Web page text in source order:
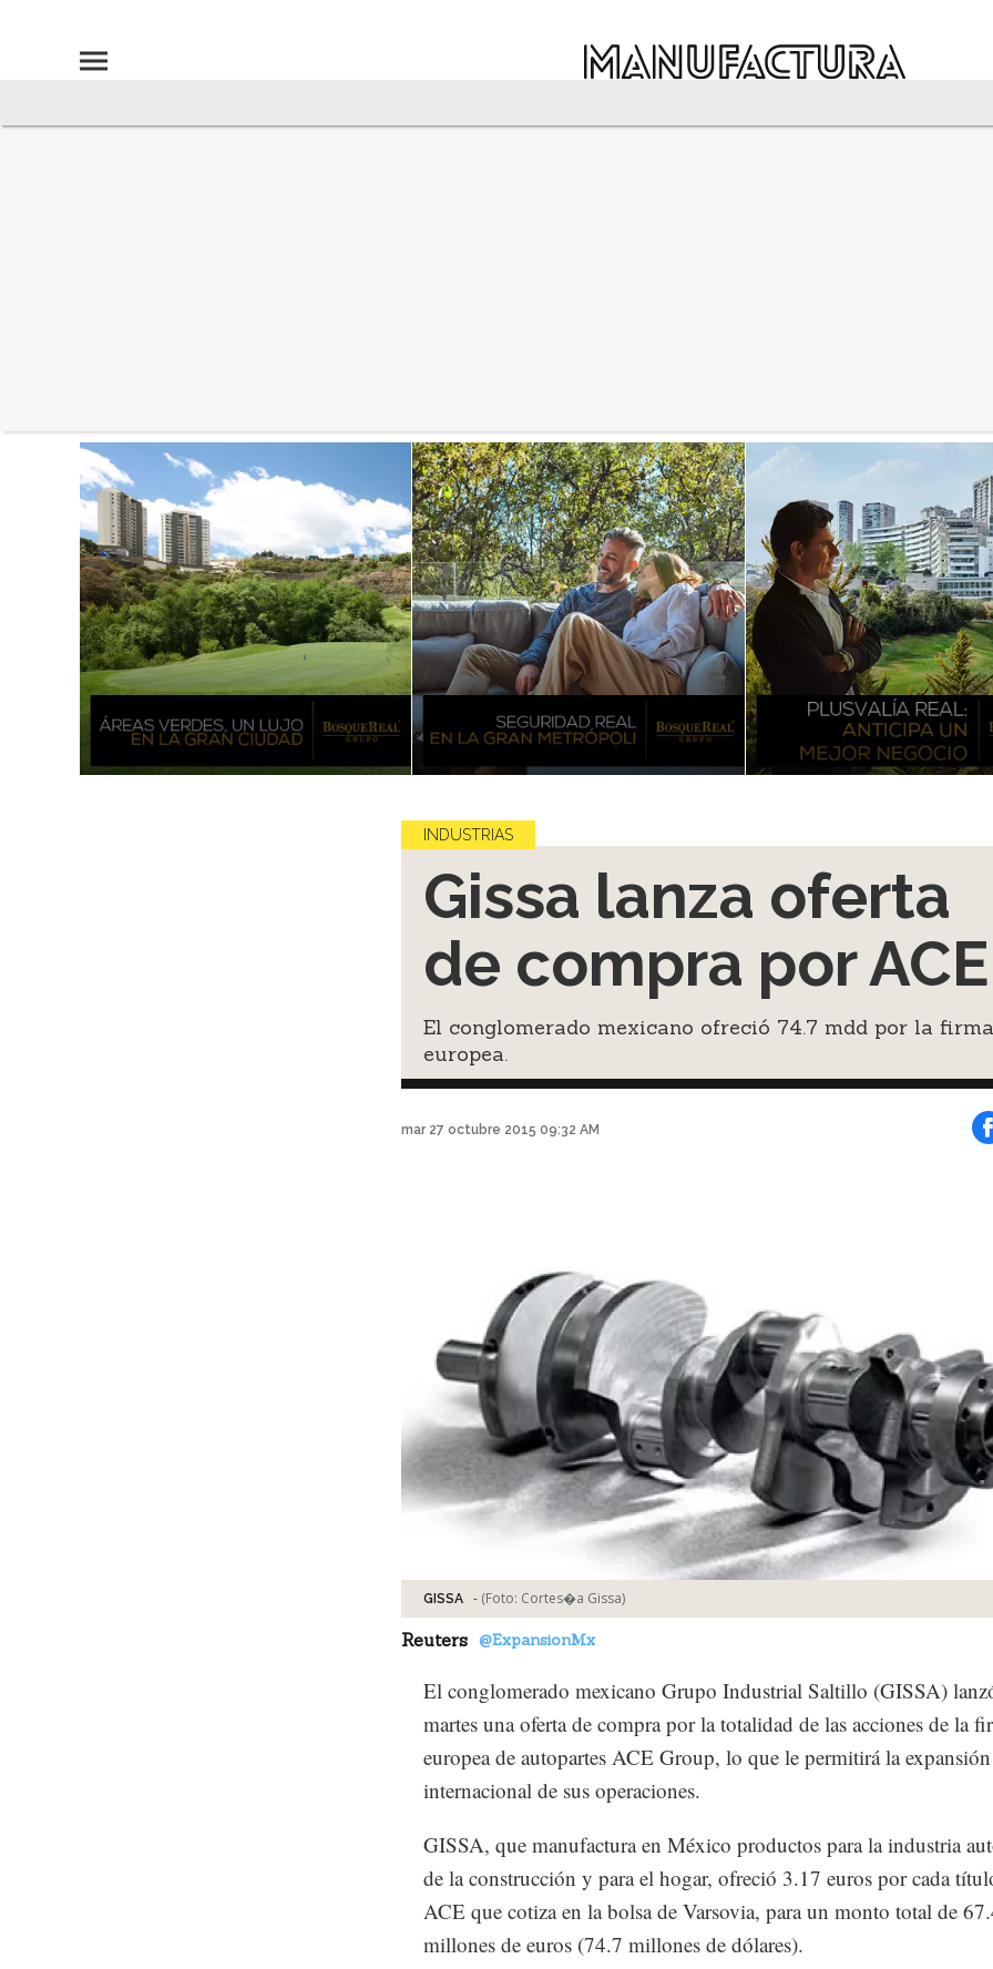
INDUSTRIAS
Gissa lanza oferta
de compra por ACE
El conglomerado mexicano ofreció 74.7 mdd por la firma
europea.
mar 27 octubre 2015 09:32 AM
GISSA - (Foto: Cortes�a Gissa)
Reuters @ExpansionMx
El conglomerado mexicano Grupo Industrial Saltillo (GISSA)
martes una oferta de compra por la totalidad de las acciones de la
europea de autopartes ACE Group, lo que le permitirá la expansión
internacional de sus operaciones.
GISSA, que manufactura en México productos para la industria
de la construcción y para el hogar, ofreció 3.17 euros por cada
ACE que cotiza en la bolsa de Varsovia, para un monto total de
millones de euros (74.7 millones de dólares).